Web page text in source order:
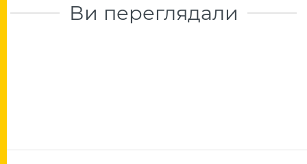
Ви переглядали